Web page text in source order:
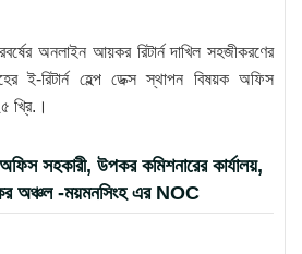
অনলাইন আয়কর রিটার্ন দাখিল সহজীকরণের
ই-রিটার্ন হেল্প ডেক্স স্থাপন বিষয়ক অফিস
খ্রি.।
সহকারী, উপকর কমিশনারের কার্যালয়,
কর অঞ্চল -ময়মনসিংহ এর NOC